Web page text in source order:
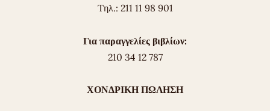
Tηλ.: 211 11 98 901
Για παραγγελίες βιβλίων:
210 34 12 787
ΧΟΝΔΡΙΚΗ ΠΩΛΗΣΗ